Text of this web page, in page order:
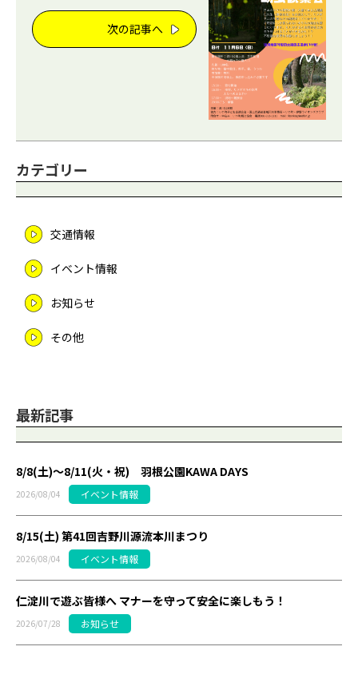
次の記事へ
カテゴリー
交通情報
イベント情報
お知らせ
その他
最新記事
8/8(土)～8/11(火・祝) 羽根公園KAWA DAYS
2026/08/04 イベント情報
8/15(土) 第41回吉野川源流本川まつり
2026/08/04 イベント情報
仁淀川で遊ぶ皆様へ マナーを守って安全に楽しもう！
2026/07/28 お知らせ